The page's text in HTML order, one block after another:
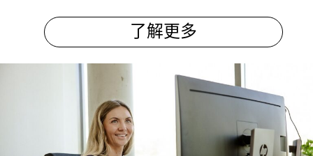
了解更多
改造